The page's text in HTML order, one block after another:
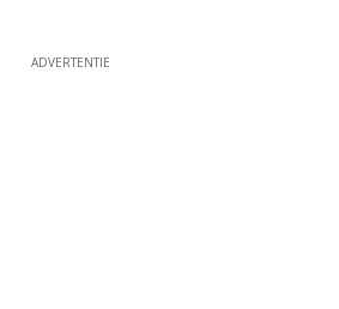
ADVERTENTIE